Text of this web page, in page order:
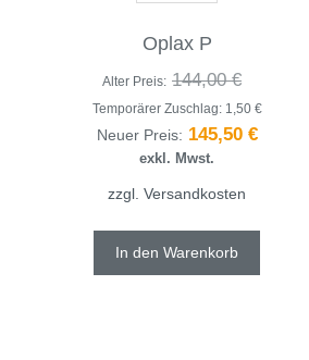
Oplax P
Alter Preis: 144,00€
Temporärer Zuschlag: 1,50 €
Neuer Preis: 145,50 €
exkl. Mwst.
zzgl.Versandkosten
In den Warenkorb